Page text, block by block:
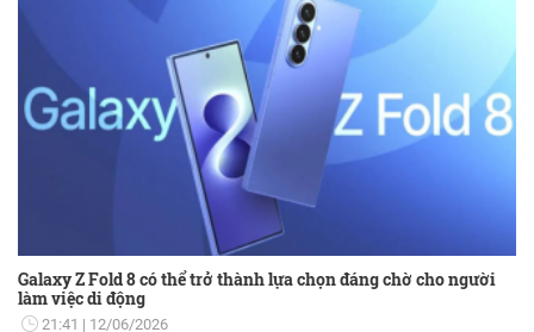
Galaxy Z Fold 8 có thể trở thành lựa chọn đáng chờ cho người
làm việc di động
21:41 12/06/2026